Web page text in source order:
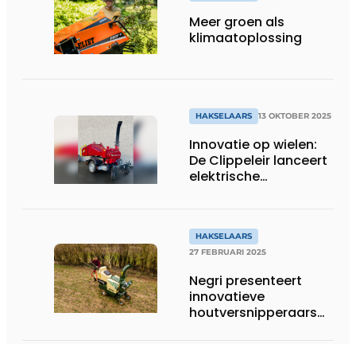
Meer groen als
klimaatoplossing
HAKSELAARS 13 OKTOBER 2025
Innovatie op wielen:
De Clippeleir lanceert
elektrische
HAKSELAARS
27 FEBRUARI 2025
Negri presenteert
innovatieve
houtversnipperaars